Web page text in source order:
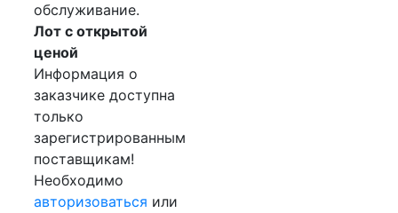
обслуживание.
Лот с открытой
ценой
Информация о
заказчике доступна
только
зарегистрированным
поставщикам!
Необходимо
авторизоваться или